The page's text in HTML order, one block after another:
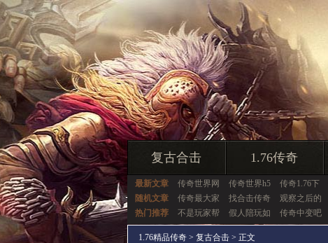
复古合击 1.76传奇
最新文章 传奇世界网 传奇世界h5 传奇1.76下
随机文章
传奇最大家 找合击传奇 观察之后的
热门推荐
不是玩家帮 假人陪玩如 传奇中变吧
1.76精品传奇 > 复古合击 > 正文